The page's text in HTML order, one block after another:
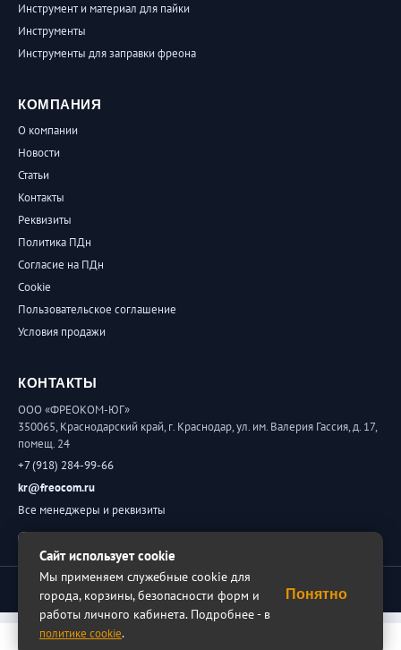
Инструмент и материал для пайки
Инструменты
Инструменты для заправки фреона
КОМПАНИЯ
О компании
Новости
Статьи
Контакты
Реквизиты
Политика ПДн
Согласие на ПДн
Cookie
Пользовательское соглашение
Условия продажи
КОНТАКТЫ
ООО «ФРЕОКОМ-ЮГ»
350065, Краснодарский край, г. Краснодар, ул. им. Валерия Гассия, д. 17,
помещ. 24
+7 (918) 284-99-66
kr@freocom.ru
Все менеджеры и реквизиты
Обратная связь
© 2026 ФРЕОКОМ. Все права защищены.
Сайт использует cookie
Мы применяем служебные cookie для
города, корзины, безопасности форм и
работы личного кабинета. Подробнее - в
политике cookie.
Понятно